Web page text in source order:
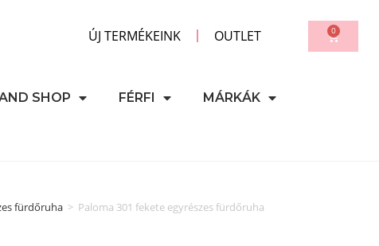
ÚJ TERMÉKEINK OUTLET 0
SHOP FÉRFI MÁRKÁK
fürdőruha > Paloma 301 fekete egyrészes fürdőruha